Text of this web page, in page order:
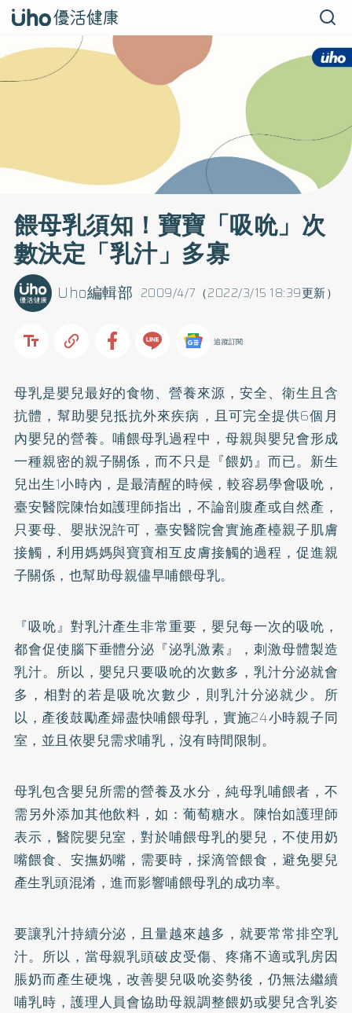
餵母乳須知！寶寶「吸吮」次
數決定「乳汁」多寡
2009/4/7（2022/3/15 18:39更新）
Uho編輯部
追蹤訂閱
母乳是嬰兒最好的食物、營養來源，安全、衛生且含
抗體，幫助嬰兒抵抗外來疾病，且可完全提供6個月
內嬰兒的營養。哺餵母乳過程中，母親與嬰兒會形成
一種親密的親子關係，而不只是『餵奶』而已。新生
兒出生1小時內，是最清醒的時候，較容易學會吸吮，
臺安醫院陳怡如護理師指出，不論剖腹產或自然產，
只要母、嬰狀況許可，臺安醫院會實施產檯親子肌膚
接觸，利用媽媽與寶寶相互皮膚接觸的過程，促進親
子關係，也幫助母親儘早哺餵母乳。
『吸吮』對乳汁產生非常重要，嬰兒每一次的吸吮，
都會促使腦下垂體分泌『泌乳激素』，刺激母體製造
乳汁。所以，嬰兒只要吸吮的次數多，乳汁分泌就會
多，相對的若是吸吮次數少，則乳汁分泌就少。所
以，產後鼓勵產婦盡快哺餵母乳，實施24小時親子同
室，並且依嬰兒需求哺乳，沒有時間限制。
母乳包含嬰兒所需的營養及水分，純母乳哺餵者，不
需另外添加其他飲料，如：葡萄糖水。陳怡如護理師
表示，醫院嬰兒室，對於哺餵母乳的嬰兒，不使用奶
嘴餵食、安撫奶嘴，需要時，採滴管餵食，避免嬰兒
產生乳頭混淆，進而影響哺餵母乳的成功率。
要讓乳汁持續分泌，且量越來越多，就要常常排空乳
汁。所以，當母親乳頭破皮受傷、疼痛不適或乳房因
脹奶而產生硬塊，改善嬰兒吸吮姿勢後，仍無法繼續
哺乳時，護理人員會協助母親調整餵奶或嬰兒含乳姿